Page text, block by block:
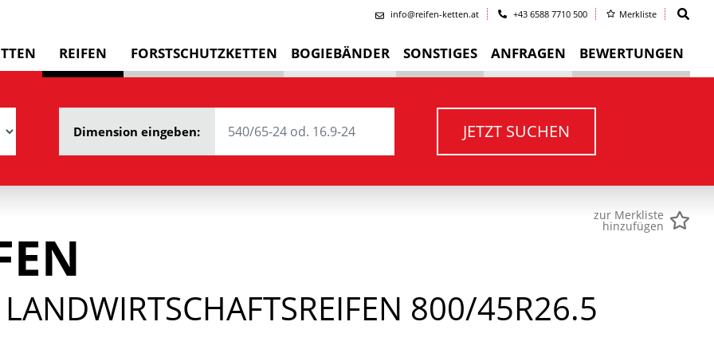
info@reifen-ketten.at +43 6588 7710 500 Merkliste
REIFEN FORSTSCHUTZKETTEN BOGIEBÄNDER SONSTIGES ANFRAGEN BEWERTUNGEN
Dimension eingeben: JETZT SUCHEN
zur Merkliste
hinzufügen
LANDWIRTSCHAFTSREIFEN 800/45R26.5